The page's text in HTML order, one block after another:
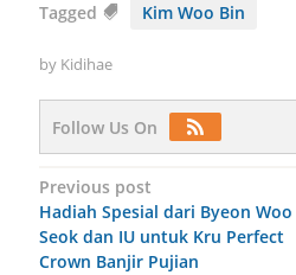
Tagged Kim Woo Bin
by Kidihae
Follow Us On
Post
navigation
Previous post
Hadiah Spesial dari Byeon Woo
Seok dan IU untuk Kru Perfect
Crown Banjir Pujian